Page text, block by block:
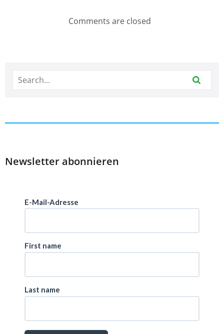
Comments are closed
Newsletter abonnieren